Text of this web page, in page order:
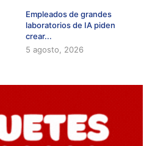
Empleados de grandes
laboratorios de IA piden
crear...
5 agosto, 2026